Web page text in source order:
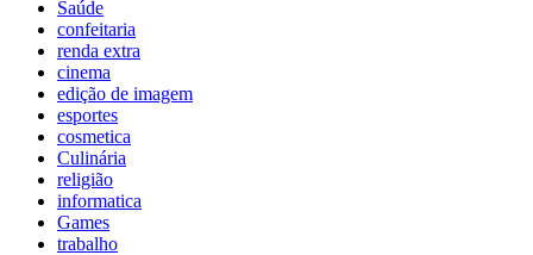
Saúde
confeitaria
renda extra
cinema
edição de imagem
esportes
cosmetica
Culinária
religião
informatica
Games
trabalho